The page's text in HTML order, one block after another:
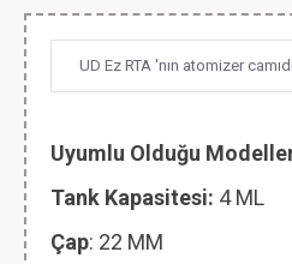
UD Ez RTA 'nın atomizer
Uyumlu Olduğu
Tank Kapasitesi: 4 ML
Çap: 22 MM